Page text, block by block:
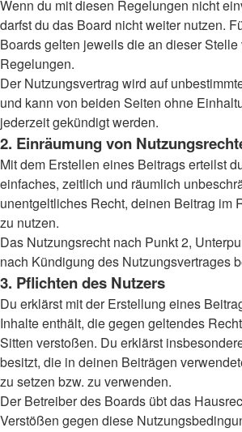
Wenn du mit diesen Regelungen nicht
darfst du das Board nicht weiter nutzen.
Boards gelten jeweils die an dieser
Regelungen.
Der Nutzungsvertrag wird auf
und kann von beiden Seiten ohne
jederzeit gekündigt werden.
2. Einräumung von
Mit dem Erstellen eines Beitrags erteilst
einfaches, zeitlich und räumlich
unentgeltliches Recht, deinen Beitrag im
zu nutzen.
Das Nutzungsrecht nach Punkt 2,
nach Kündigung des Nutzungsvertrages
3. Pflichten des Nutzers
Du erklärst mit der Erstellung eines
Inhalte enthält, die gegen geltendes
Sitten verstoßen. Du erklärst
besitzt, die in deinen Beiträgen
zu setzen bzw. zu verwenden.
Der Betreiber des Boards übt das
Verstößen gegen diese